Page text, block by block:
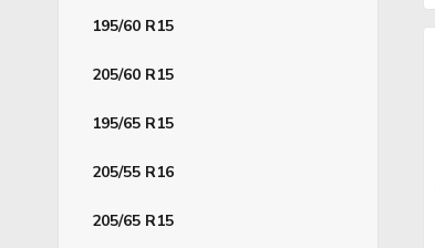
195/60 R15
205/60 R15
195/65 R15
205/55 R16
205/65 R15